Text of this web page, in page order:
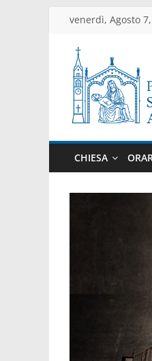
Salta
contenuto
venerdì, Agosto
di
CHIESA